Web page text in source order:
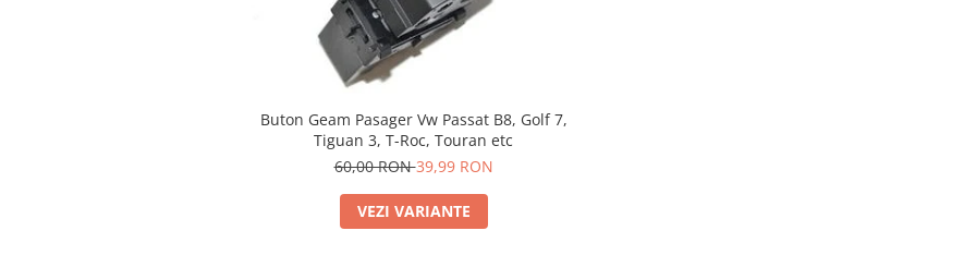
Buton Geam Pasager Vw Passat B8, Golf 7,
Tiguan 3, T-Roc, Touran etc
60,00 RON39,99 RON
VEZI VARIANTE